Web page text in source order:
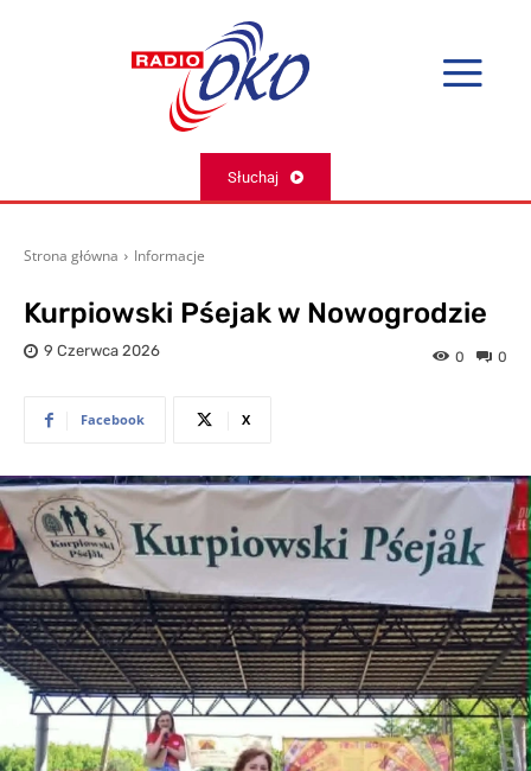
Słuchaj
Strona główna Informacje
Kurpiowski Pśejak w Nowogrodzie
9 Czerwca 2026 0
0
Facebook X